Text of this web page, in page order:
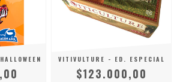
VITIVULTURE - ED. ESPECIAL
$123.000,00